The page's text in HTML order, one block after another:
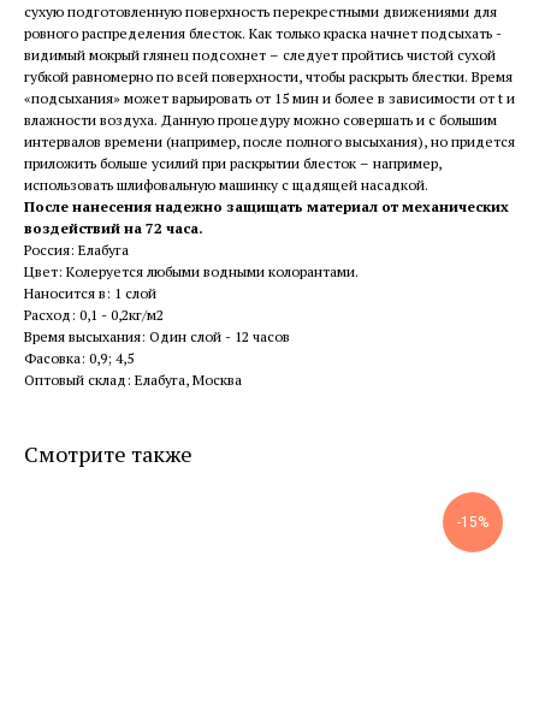
сухую подготовленную поверхность перекрестными движениями для
ровного распределения блесток. Как только краска начнет подсыхать -
видимый мокрый глянец подсохнет – следует пройтись чистой сухой
губкой равномерно по всей поверхности, чтобы раскрыть блестки. Время
«подсыхания» может варьировать от 15 мин и более в зависимости от t и
влажности воздуха. Данную процедуру можно совершать и с большим
интервалов времени (например, после полного высыхания), но придется
приложить больше усилий при раскрытии блесток – например,
использовать шлифовальную машинку с щадящей насадкой.
После нанесения надежно защищать материал от механических
воздействий на 72 часа.
Россия: Елабуга
Цвет: Колеруется любыми водными колорантами.
Наносится в: 1 слой
Расход: 0,1 - 0,2кг/м2
Время высыхания: Один слой - 12 часов
Фасовка: 0,9; 4,5
Оптовый склад: Елабуга, Москва
Смотрите также
-15%